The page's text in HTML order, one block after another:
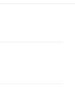
D, Użyteczny
(Psb): 0,
światła LED